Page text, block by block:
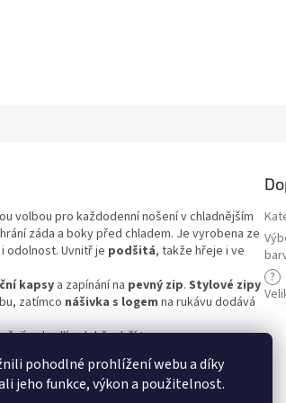
pohodlné prohlížení webu a díky
jeho funkce, výkon a použitelnost.
volbou pro každodenní nošení v chladnějším
záda a boky před chladem. Je vyrobena ze
odolnost. Uvnitř je podšitá, takže hřeje i ve
kapsy a zapínání na pevný zip. Stylové zipy
zatímco nášivka s logem na rukávu dodává
pohodlí a dobře drží tvar.
bunda,kapuce,zipy po stranách,nášivka s
,velikosti S – 7XL
?